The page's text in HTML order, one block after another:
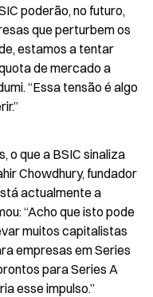
poderão, no futuro,
que perturbem os
estamos a tentar
de mercado a
“Essa tensão é algo
o que a BSIC sinaliza
Chowdhury, fundador
actualmente a
“Acho que isto pode
muitos capitalistas
empresas em Series
para Series A
esse impulso.”